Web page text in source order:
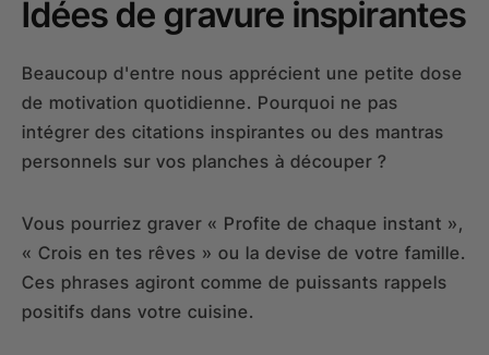
Idées de gravure inspirantes
Beaucoup d'entre nous apprécient une petite dose
de motivation quotidienne. Pourquoi ne pas
intégrer des citations inspirantes ou des mantras
personnels sur vos planches à découper ?
Vous pourriez graver « Profite de chaque instant »,
« Crois en tes rêves » ou la devise de votre famille.
Ces phrases agiront comme de puissants rappels
positifs dans votre cuisine.